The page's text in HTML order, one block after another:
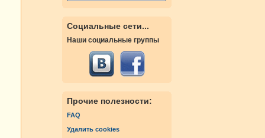
Социальные сети...
Наши социальные группы
Прочие полезности:
FAQ
Удалить cookies